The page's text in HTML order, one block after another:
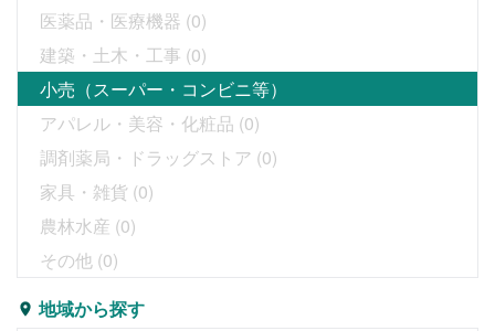
医薬品・医療機器 (0)
建築・土木・工事 (0)
小売（スーパー・コンビニ等）
アパレル・美容・化粧品 (0)
調剤薬局・ドラッグストア (0)
家具・雑貨 (0)
農林水産 (0)
その他 (0)
地域から探す